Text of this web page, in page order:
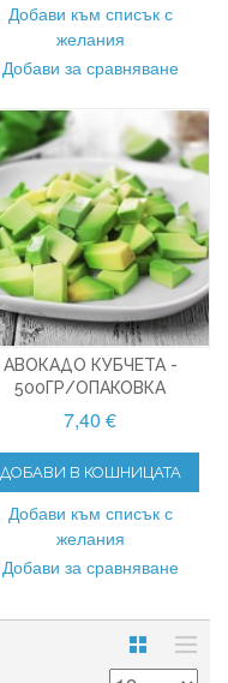
Добави към списък с
желания
Добави за сравняване
АВОКАДО КУБЧЕТА -
500ГР/ОПАКОВКА
7,40 €
ДОБАВИ В КОШНИЦАТА
Добави към списък с
желания
Добави за сравняване